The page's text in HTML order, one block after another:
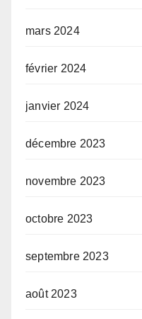
mars 2024
février 2024
janvier 2024
décembre 2023
novembre 2023
octobre 2023
septembre 2023
août 2023